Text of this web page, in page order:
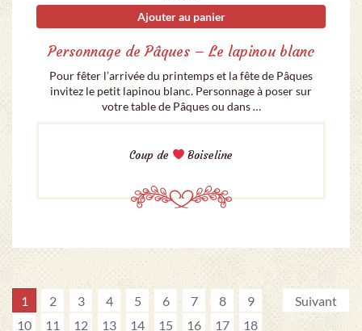
Ajouter au panier
Personnage de Pâques – Le lapinou blanc
Pour fêter l’arrivée du printemps et la fête de Pâques
invitez le petit lapinou blanc. Personnage à poser sur
votre table de Pâques ou dans …
Coup de Boiseline
1 2 3 4 5 6 7 8
9
10
11 12 13 14 15 16 17
18
Suivant